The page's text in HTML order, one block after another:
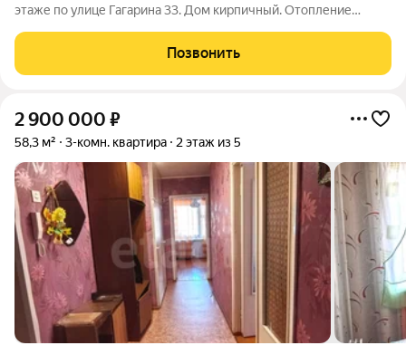
этаже по улице Гагарина 33. Дом кирпичный. Отопление
планировка, большая прихожая, комнаты на разные стороны,
раздельный санузел. Окна все
Позвонить
2 900 000 ₽
58,3 м² 3-комн. квартира 2 этаж из 5